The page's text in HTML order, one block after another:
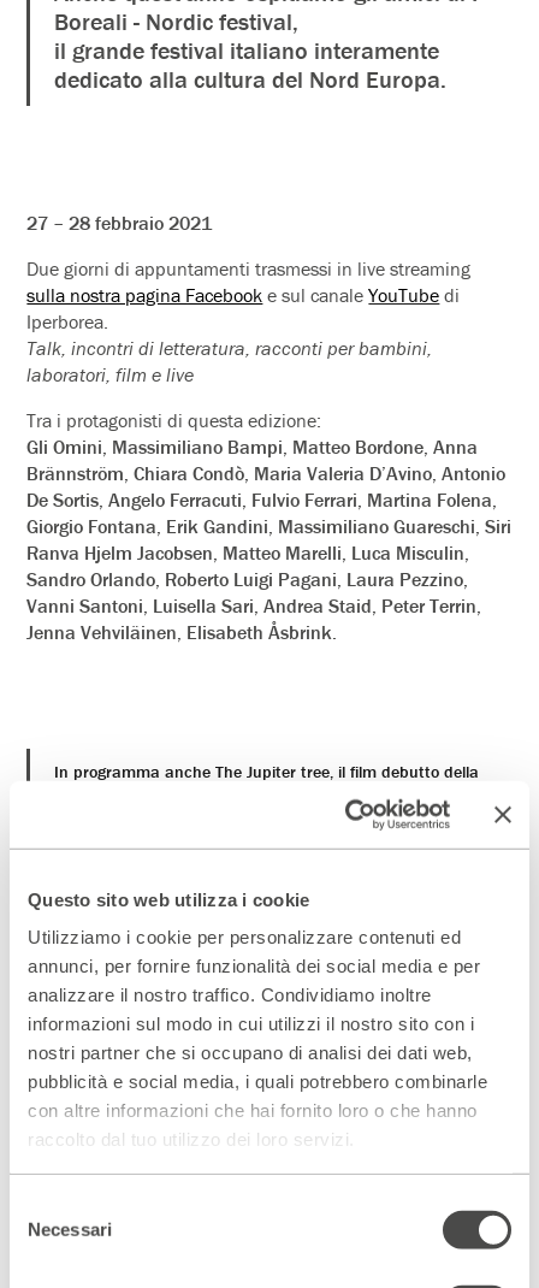
Questo sito web utilizza i cookie
Utilizziamo i cookie per personalizzare contenuti ed
annunci, per fornire funzionalità dei social media e per
analizzare il nostro traffico. Condividiamo inoltre
informazioni sul modo in cui utilizzi il nostro sito con i
nostri partner che si occupano di analisi dei dati web,
pubblicità e social media, i quali potrebbero combinarle
con altre informazioni che hai fornito loro o che hanno
raccolto dal tuo utilizzo dei loro servizi.
delNecessari
Boreali - Nordic festival,
il grande festival italiano interamente
dedicato alla cultura del Nord Europa.
27 – 28 febbraio 2021
Due giorni di appuntamenti trasmessi in live streaming
sulla nostra pagina Facebook e sul canaleYouTube di
Iperborea.
Talk, incontri di letteratura, racconti per bambini,
laboratori, film e live
Tra i protagonisti di questa edizione:
Gli Omini, Massimiliano Bampi, Matteo Bordone, Anna
Brännström, Chiara Condò, Maria Valeria D’Avino, Antonio
De Sortis, Angelo Ferracuti, Fulvio Ferrari, Martina Folena,
Giorgio Fontana, Erik Gandini, Massimiliano Guareschi, Siri
Ranva Hjelm Jacobsen, Matteo Marelli, Luca Misculin,
Sandro Orlando, Roberto Luigi Pagani, Laura Pezzino,
Vanni Santoni, Luisella Sari, Andrea Staid, Peter Terrin,
Jenna Vehviläinen, Elisabeth Åsbrink.
In programma anche The Jupiter tree, il film debutto della
IL PROGRAMMA 27 febbraio, ore 14:45
inaugurale: saluti e ringraziamenti
dare il via a questa edizione 2021 del festival, con i nostri
saluti e ringraziamenti. ConPietro BiancardieLorenzo
Vitalone.
Sabato 27 febbraio dalle 15.00 alle 19.30
Domenica 28 febbraio - dalle 12.00 alle
19.30